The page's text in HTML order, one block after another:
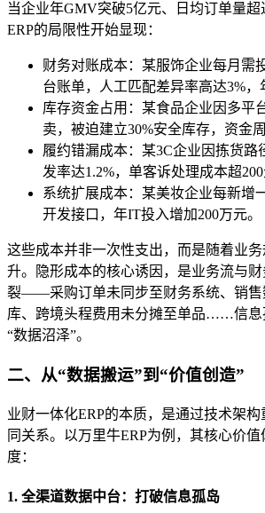
当企业年GMV突破5亿元、日均订单量
ERP的局限性开始显现：
财务对账成本：某服饰企业每月需
台账单，人工匹配差异率高达3%，
库存资金占用：某食品企业因多平
卖，被迫建立30%安全库存，资金
履约错漏成本：某3C企业因拣货路
发率达1.2%，单客诉处理成本超200
系统扩展成本：某美妆企业每新增
开发接口，年IT投入增加200万元。
这些成本并非一次性支出，而是随着业
升。隐形成本的核心诱因，是业务流与
裂——采购订单未同步至财务系统、销售
库、跨境头程费用未分摊至单品……信息
“数据沼泽”。
二、从“数据搬运”到“价值创造”
业财一体化ERP的本质，是通过技术架
同关系。以万里牛ERP为例，其核心价
度：
1. 全渠道数据中台：打破信息孤岛